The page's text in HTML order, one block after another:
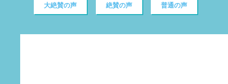
大絶賛の声 絶賛の声 普通の声